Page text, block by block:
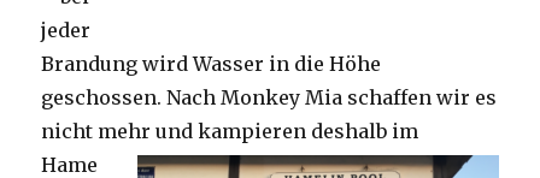
jeder
Brandung wird Wasser in die Höhe
geschossen. Nach Monkey Mia schaffen wir es
nicht mehr und kampieren deshalb im
Hame